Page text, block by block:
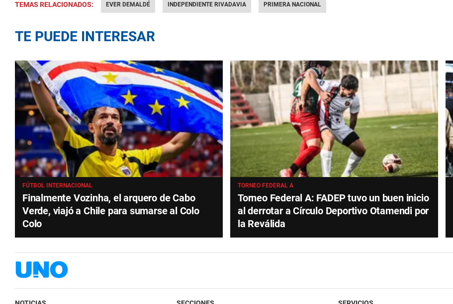
TEMAS RELACIONADOS: EVER DEMALDÉ INDEPENDIENTE RIVADAVIA PRIMERA NACIONAL
TE PUEDE INTERESAR
FÚTBOL INTERNACIONAL
Finalmente Vozinha, el arquero de Cabo
Verde, viajó a Chile para sumarse al Colo
Colo
TORNEO FEDERAL A
Torneo Federal A: FADEP tuvo un buen inicio
al derrotar a Círculo Deportivo Otamendi por
la Reválida